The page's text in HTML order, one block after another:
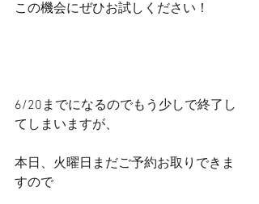
この機会にぜひお試しください！
6/20までになるのでもう少しで終了し
てしまいますが、
本日、火曜日まだご予約お取りできま
すので